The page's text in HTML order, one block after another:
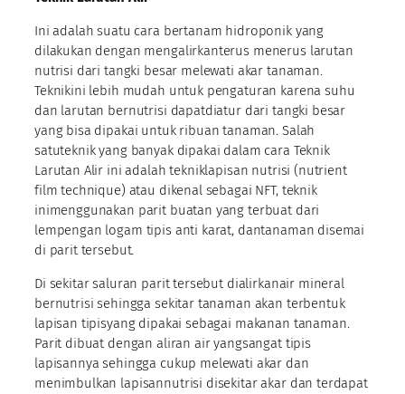
Ini adalah suatu cara bertanam hidroponik yang
dilakukan dengan mengalirkanterus menerus larutan
nutrisi dari tangki besar melewati akar tanaman.
Teknikini lebih mudah untuk pengaturan karena suhu
dan larutan bernutrisi dapatdiatur dari tangki besar
yang bisa dipakai untuk ribuan tanaman. Salah
satuteknik yang banyak dipakai dalam cara Teknik
Larutan Alir ini adalah tekniklapisan nutrisi (nutrient
film technique) atau dikenal sebagai NFT, teknik
inimenggunakan parit buatan yang terbuat dari
lempengan logam tipis anti karat, dantanaman disemai
di parit tersebut.
Di sekitar saluran parit tersebut dialirkanair mineral
bernutrisi sehingga sekitar tanaman akan terbentuk
lapisan tipisyang dipakai sebagai makanan tanaman.
Parit dibuat dengan aliran air yangsangat tipis
lapisannya sehingga cukup melewati akar dan
menimbulkan lapisannutrisi disekitar akar dan terdapat